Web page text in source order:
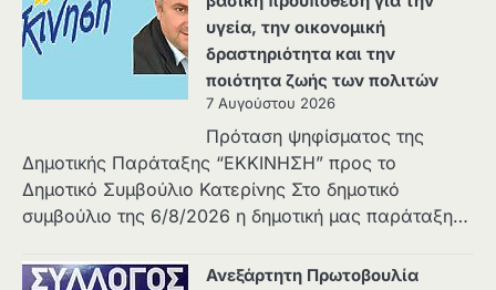
υγεία, την οικονομική
δραστηριότητα και την
ποιότητα ζωής των πολιτών
7 Αυγούστου 2026
Πρόταση ψηφίσματος της
Δημοτικής Παράταξης “ΕΚΚΙΝΗΣΗ” προς το
Δημοτικό Συμβούλιο Κατερίνης Στο δημοτικό
συμβούλιο της 6/8/2026 η δημοτική μας παράταξη…
Ανεξάρτητη Πρωτοβουλία